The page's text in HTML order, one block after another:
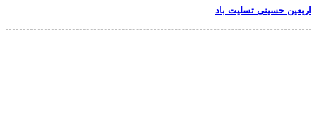
اربعین حسینی تسلیت باد